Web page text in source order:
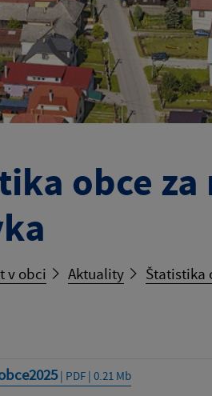
obce
v obci Aktuality Štatistika
| PDF | 0.21 Mb